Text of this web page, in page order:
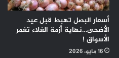
أسعار البصل تهبط قبل عيد
الأضحى…نهاية أزمة الغلاء تغمر
الأسواق !
16 مايو، 2026